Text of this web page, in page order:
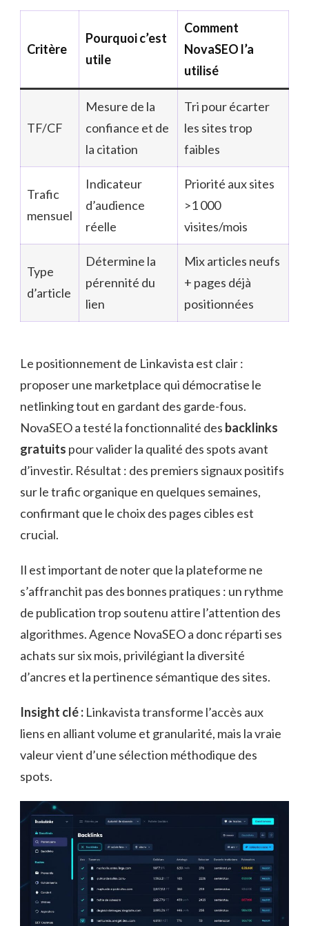
Critère
Pourquoi c’est
utile
Comment
NovaSEO l’a
utilisé
TF/CF
Mesure de la
confiance et de
la citation
Tri pour écarter
les sites trop
faibles
Trafic
mensuel
Indicateur
d’audience
réelle
Priorité aux sites
>1 000
visites/mois
Type
d’article
Détermine la
pérennité du
lien
Mix articles neufs
+ pages déjà
positionnées
Le positionnement de Linkavista est clair :
proposer une marketplace qui démocratise le
netlinking tout en gardant des garde-fous.
NovaSEO a testé la fonctionnalité des backlinks
gratuits pour valider la qualité des spots avant
d’investir. Résultat : des premiers signaux positifs
sur le trafic organique en quelques semaines,
confirmant que le choix des pages cibles est
crucial.
Il est important de noter que la plateforme ne
s’affranchit pas des bonnes pratiques : un rythme
de publication trop soutenu attire l’attention des
algorithmes. Agence NovaSEO a donc réparti ses
achats sur six mois, privilégiant la diversité
d’ancres et la pertinence sémantique des sites.
Insight clé : Linkavista transforme l’accès aux
liens en alliant volume et granularité, mais la vraie
valeur vient d’une sélection méthodique des
spots.